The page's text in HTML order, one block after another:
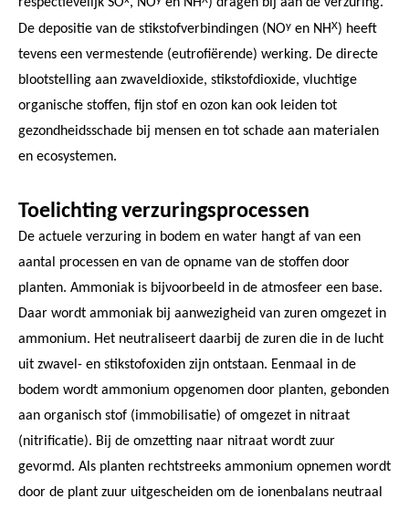
De depositie van de stikstofverbindingen (NOy en NHX) heeft
tevens een vermestende (eutrofiërende) werking. De directe
blootstelling aan zwaveldioxide, stikstofdioxide, vluchtige
organische stoffen, fijn stof en ozon kan ook leiden tot
gezondheidsschade bij mensen en tot schade aan materialen
en ecosystemen.
Toelichting verzuringsprocessen
De actuele verzuring in bodem en water hangt af van een
aantal processen en van de opname van de stoffen door
planten. Ammoniak is bijvoorbeeld in de atmosfeer een base.
Daar wordt ammoniak bij aanwezigheid van zuren omgezet in
ammonium. Het neutraliseert daarbij de zuren die in de lucht
uit zwavel- en stikstofoxiden zijn ontstaan. Eenmaal in de
bodem wordt ammonium opgenomen door planten, gebonden
aan organisch stof (immobilisatie) of omgezet in nitraat
(nitrificatie). Bij de omzetting naar nitraat wordt zuur
gevormd. Als planten rechtstreeks ammonium opnemen wordt
door de plant zuur uitgescheiden om de ionenbalans neutraal